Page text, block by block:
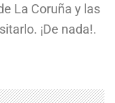
La Coruña y las
¡De nada!.